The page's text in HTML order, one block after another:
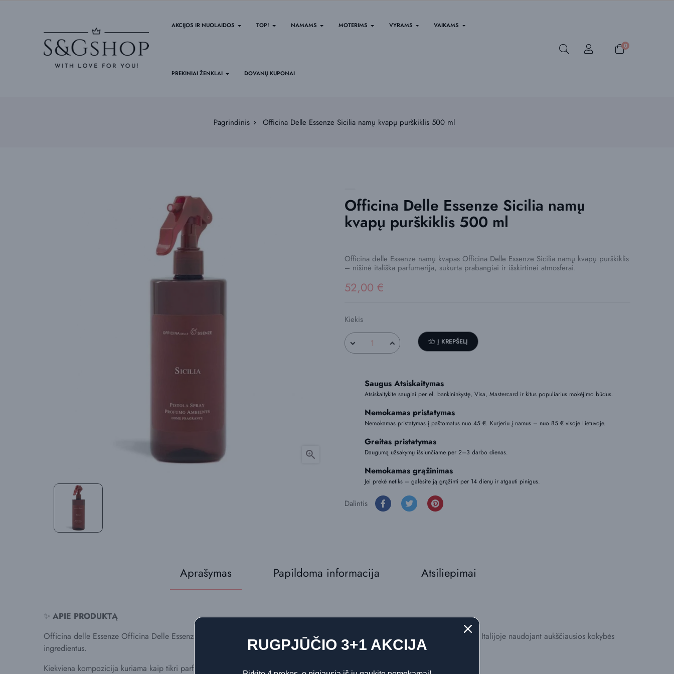
AKCIJOS IR NUOLAIDOS TOP! NAMAMS MOTERIMS VYRAMS VAIKAMS
PREKINIAI ŽENKLAI DOVANŲ KUPONAI
0
Pagrindinis Officina Delle Essenze Sicilia namų kvapų purškiklis 500 ml

Officina Delle Essenze Sicilia namų
kvapų purškiklis 500 ml
Officina delle Essenze namų kvapas Officina Delle Essenze Sicilia namų kvapų purškiklis
– nišinė itališka parfumerija, sukurta prabangiai ir išskirtinei atmosferai.
52,00 €
Kiekis
Į KREPŠELĮ
Saugus Atsiskaitymas
Atsiskaitykite saugiai per el. bankininkystę, Visa, Mastercard ir kitus populiarius mokėjimo būdus.
Nemokamas pristatymas
Nemokamas pristatymas į paštomatus nuo 45 €. Kurjeriu į namus – nuo 85 € visoje Lietuvoje.
Greitas pristatymas
Daugumą užsakymų išsiunčiame per 2–3 darbo dienas.
Nemokamas grąžinimas
Jei prekė netiks – galėsite ją grąžinti per 14 dienų ir atgauti pinigus.
Dalintis
Aprašymas Papildoma informacija Atsiliepimai
✨ APIE PRODUKTĄ
Officina delle Essenze Officina Delle Essenze Sicilia namų kvapų purškiklis – nišinės parfumerijos įkvėptas namų kvapas, sukurtas Italijoje naudojant aukščiausios kokybės
ingredientus.
Kiekviena kompozicija kuriama kaip tikri parfumerijos kūriniai – su aiškia struktūra ir išraiškingu charakteriu.
RUGPJŪČIO 3+1 AKCIJA